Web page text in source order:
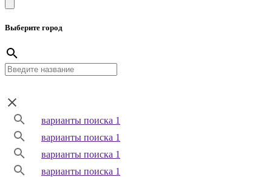
Выберите город
варианты поиска 1
варианты поиска 1
варианты поиска 1
варианты поиска 1